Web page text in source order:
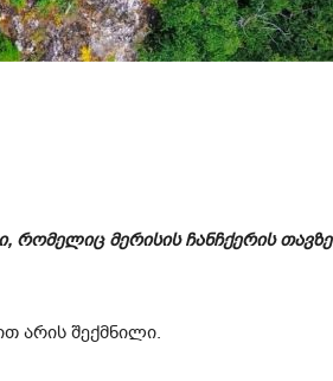
რომელიც მერისის ჩანჩქერის თავზე
არის შექმნილი.